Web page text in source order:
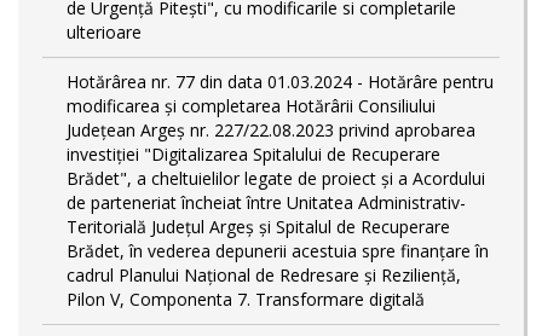
de Urgență Pitești", cu modificarile si completarile
ulterioare
Hotărârea nr. 77 din data 01.03.2024 - Hotărâre pentru
modificarea și completarea Hotărârii Consiliului
Județean Argeș nr. 227/22.08.2023 privind aprobarea
investiției "Digitalizarea Spitalului de Recuperare
Brădet", a cheltuielilor legate de proiect și a Acordului
de parteneriat încheiat între Unitatea Administrativ-
Teritorială Județul Argeș și Spitalul de Recuperare
Brădet, în vederea depunerii acestuia spre finanțare în
cadrul Planului Național de Redresare și Reziliență,
Pilon V, Componenta 7. Transformare digitală